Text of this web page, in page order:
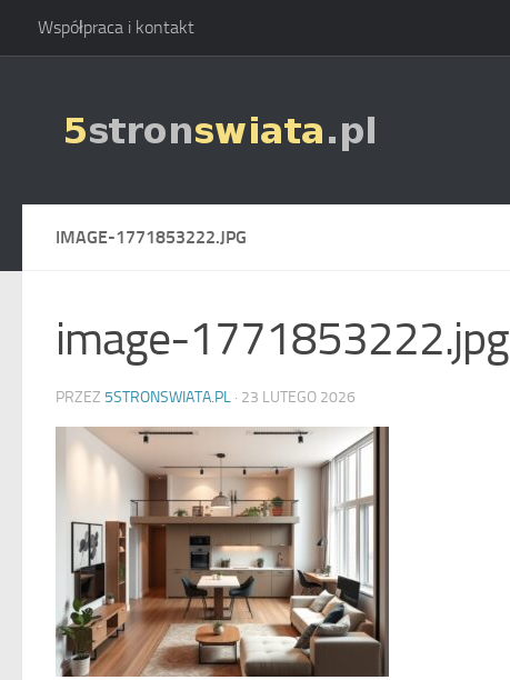
Skip to content
Współpraca i kontakt
IMAGE-1771853222.JPG
image-1771853222.jpg
PRZEZ 5STRONSWIATA.PL · 23 LUTEGO 2026